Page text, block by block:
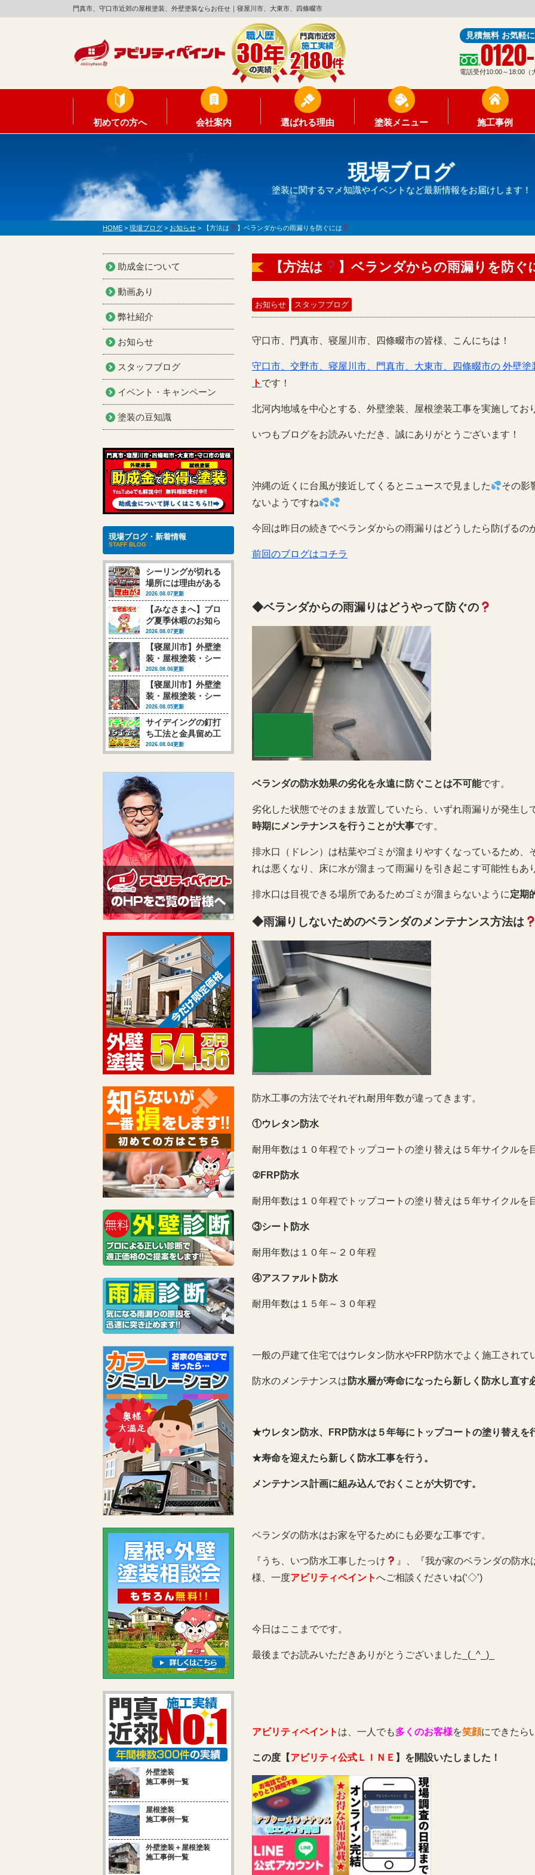
門真市、守口市近郊の屋根塗装、外壁塗装ならお任せ｜寝屋川市、大東市、四條畷市
見積無料 お気軽
電話受付10:00～18:00（
初めての方へ 会社案内 選ばれる理由 塗装メニュー 施工事例
現場ブログ
塗装に関するマメ知識やイベントなど最新情報をお届けします！
HOME > 現場ブログ > お知らせ > 【方法は 】ベランダからの雨漏りを防ぐには
【方法は 】ベランダからの雨漏りを防ぐ
お知らせ スタッフブログ
守口市、門真市、寝屋川市、四條畷市の皆様、こんにちは！
守口市、交野市、寝屋川市、門真市、大東市、四條畷市の 外壁
ト です！
北河内地域を中心とする、外壁塗装、屋根塗装工事を実施してお
いつもブログをお読みいただき、誠にありがとうございます！
沖縄の近くに台風が接近してくるとニュースで見ました
その影
ないようですね
今回は昨日の続きでベランダからの雨漏りはどうしたら防げるの
前回のブログはコチラ
◆ベランダからの雨漏りはどうやって防ぐの
ベランダの防水効果の劣化を永遠に防ぐことは不可能です。
劣化した状態でそのまま放置していたら、いずれ雨漏りが発生し
時期にメンテナンスを行うことが大事です。
排水口（ドレン）は枯葉やゴミが溜まりやすくなっているため、
れは悪くなり、床に水が溜まって雨漏りを引き起こす可能性もあ
排水口は目視できる場所であるためゴミが溜まらないように定期
◆雨漏りしないためのベランダのメンテナンス方法は
防水工事の方法でそれぞれ耐用年数が違ってきます。
①ウレタン防水
耐用年数は１０年程でトップコートの塗り替えは５年サイクルを
②FRP防水
耐用年数は１０年程でトップコートの塗り替えは５年サイクルを
③シート防水
耐用年数は１０年～２０年程
④アスファルト防水
耐用年数は１５年～３０年程
一般の戸建て住宅ではウレタン防水やFRP防水でよく施工されて
防水のメンテナンスは 防水層が寿命になったら新しく防水し直す
★ウレタン防水、FRP防水は５年毎にトップコートの塗り替えを
★寿命を迎えたら新しく防水工事を行う。
メンテナンス計画に組み込んでおくことが大切です。
ベランダの防水はお家を守るためにも必要な工事です。
『うち、いつ防水工事したっけ 』、『我が家のベランダの防水
様、一度アビリティペイントへご相談くださいね(‘◇’)ゞ
今日はここまでです。
最後までお読みいただきありがとうございました_(_^_)_
アビリティペイント は、一人でも多くのお客様を笑顔にできたら
この度【アビリティ公式ＬＩＮＥ 】を開設いたしました！
助成金について
動画あり
弊社紹介
お知らせ
スタッフブログ
イベント・キャンペーン
塗装の豆知識
現場ブログ・新着情報
STAFF BLOG
シーリングが切れる
場所には理由がある
【動画あり】
2026.08.07更新
【みなさまへ】ブロ
グ夏季休暇のお知ら
せ
2026.08.07更新
【寝屋川市】外壁塗
装・屋根塗装・シー
リング工事 高圧洗
浄行いました
2026.08.06更新
【寝屋川市】外壁塗
装・屋根塗装・シー
リング工事 シーリ
ング工事行いました
(‘◇’)ゞ
2026.08.05更新
サイデイングの釘打
ち工法と金具留め工
法、それによって変
わる塗装時の対応
2026.08.04更新
外壁塗装
施工事例一覧
屋根塗装
施工事例一覧
外壁塗装＋屋根塗装
施工事例一覧